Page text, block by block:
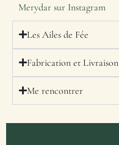
Merydar sur Instagram
Les Ailes de Fée
Fabrication et Livraison
Me rencontrer